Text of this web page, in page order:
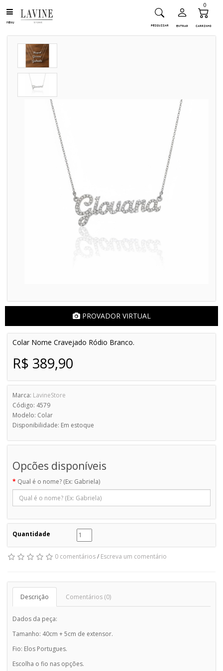
MENU
PESQUISAR ENTRAR CARRINHO
0
PROVADOR VIRTUAL
Colar Nome Cravejado Ródio Branco.
R$ 389,90
Marca: LavineStore
Código: 4579
Modelo: Colar
Disponibilidade: Em estoque
Opcões disponíveis
Qual é o nome? (Ex: Gabriela)
Quantidade
0 comentários/ Escreva um comentário
Descrição Comentários (0)
Dados da peça:
Tamanho: 40cm + 5cm de extensor.
Fio: Elos Portugues.
Escolha o fio nas opções.